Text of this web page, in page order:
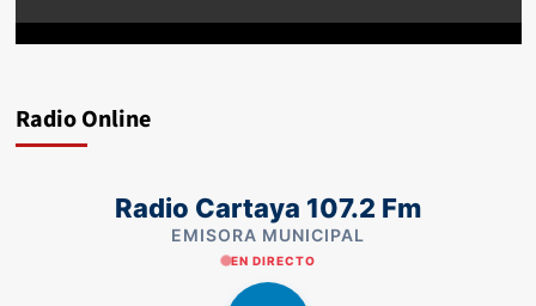
Radio Online
Radio Cartaya 107.2 Fm
EMISORA MUNICIPAL
EN DIRECTO